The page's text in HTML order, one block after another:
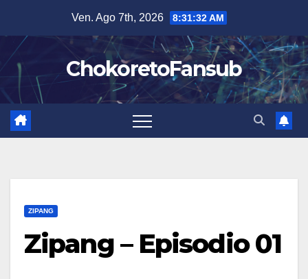
contenuto
Ven. Ago 7th, 2026 8:31:33 AM
ChokoretoFansub
ZIPANG
Zipang – Episodio 01